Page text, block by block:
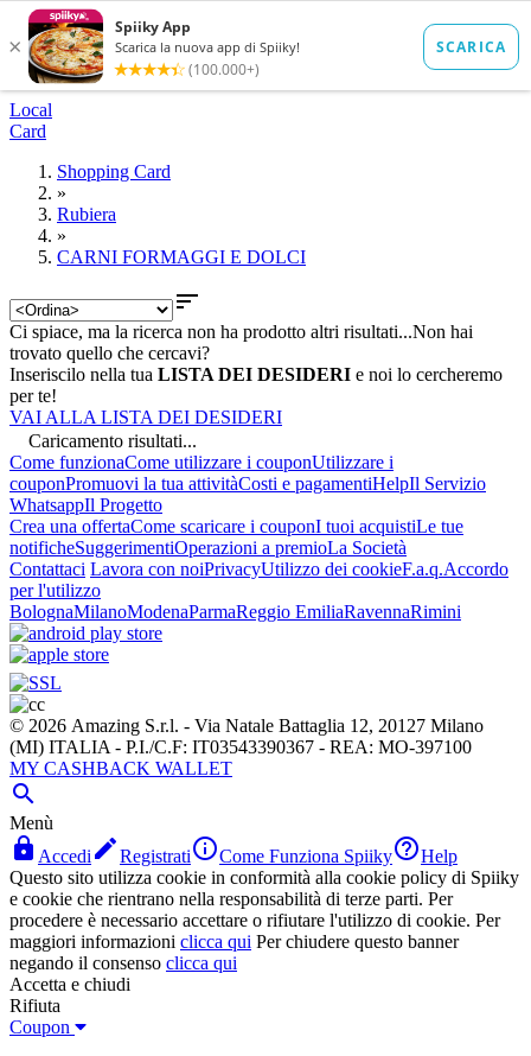
Local
Card
Shopping Card
»
Rubiera
»
CARNI FORMAGGI E DOLCI

Ci spiace, ma la ricerca non ha prodotto altri risultati...Non hai
trovato quello che cercavi?
Inseriscilo nella tua LISTA DEI DESIDERI e noi lo cercheremo
per te!
VAI ALLA LISTA DEI DESIDERI
Caricamento risultati...
Come funzionaCome utilizzare i couponUtilizzare i
couponPromuovi la tua attivitàCosti e pagamentiHelpIl Servizio
WhatsappIl Progetto
Crea una offertaCome scaricare i couponI tuoi acquistiLe tue
notificheSuggerimentiOperazioni a premioLa Società
Contattaci Lavora con noiPrivacyUtilizzo dei cookieF.a.q.Accordo
per l'utilizzo
BolognaMilanoModenaParmaReggio EmiliaRavennaRimini
© 2026 Amazing S.r.l. - Via Natale Battaglia 12, 20127 Milano
(MI) ITALIA - P.I./C.F: IT03543390367 - REA: MO-397100
MY CASHBACK WALLET

Menù
 Accedi RegistratiCome Funziona SpiikyHelp
Questo sito utilizza cookie in conformità alla cookie policy di Spiiky
e cookie che rientrano nella responsabilità di terze parti. Per
procedere è necessario accettare o rifiutare l'utilizzo di cookie. Per
maggiori informazioni clicca qui Per chiudere questo banner
negando il consenso clicca qui
Accetta e chiudi
Rifiuta
Coupon